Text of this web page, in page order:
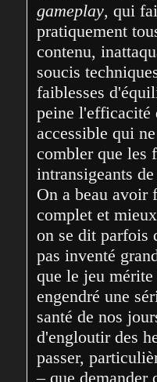
gameplay, qui
pratiquement
contenu,
soucis
faiblesses
peine
accessible qui
combler que les
intransigeants
On a beau avoir
complet et
on se dit parfois
pas inventé
que le jeu
engendré une
santé de nos
d'engloutir des
passer,
– que demander